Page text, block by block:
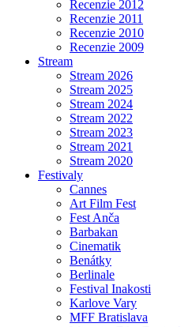
Recenzie 2012
Recenzie 2011
Recenzie 2010
Recenzie 2009
Stream
Stream 2026
Stream 2025
Stream 2024
Stream 2022
Stream 2023
Stream 2021
Stream 2020
Festivaly
Cannes
Art Film Fest
Fest Anča
Barbakan
Cinematik
Benátky
Berlinale
Festival Inakosti
Karlove Vary
MFF Bratislava